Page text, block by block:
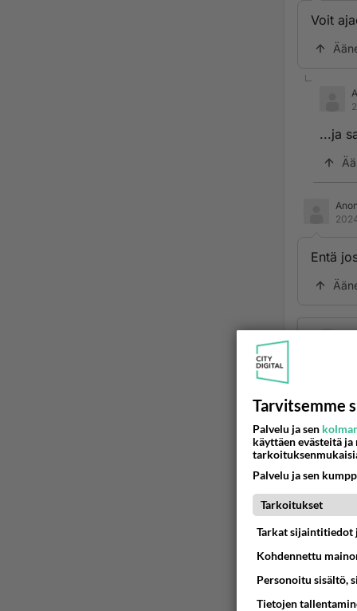
Voit
...ja
Entä
PÄIVÄ
Mitä tuot
Tarvitsemme
Palvelu ja sen
käyttäen evästeitä
Palvelu ja sen
Tarkoitukset
Tarkat sijaintitiedot
Kohdennettu
Personoitu sisältö,
Tietojen